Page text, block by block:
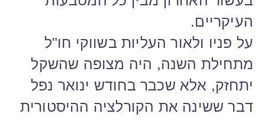
העיקריים.
על פניו ולאור העליות בשווקי חו"ל
מתחילת השנה, היה מצופה שהשקל
יתחזק, אלא שכבר בחודש ינואר נפל
דבר ששינה את הקורלציה ההיסטורית